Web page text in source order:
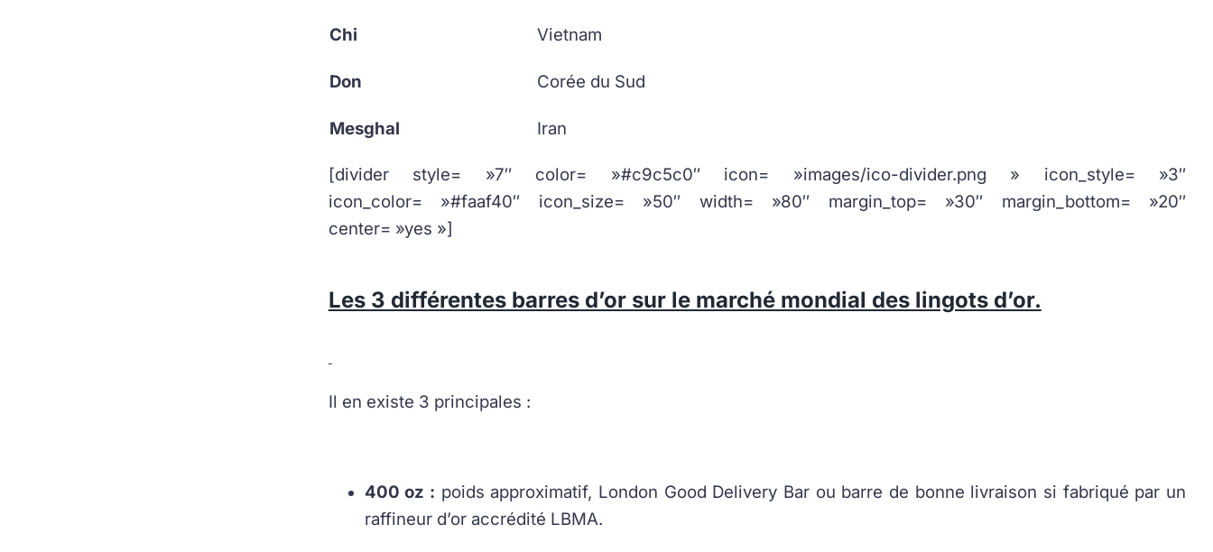
Chi Vietnam
Don Corée du Sud
Mesghal Iran
[divider style= »7″ color= »#c9c5c0″ icon= »images/ico-divider.png » icon_style= »3″
icon_color= »#faaf40″ icon_size= »50″ width= »80″ margin_top= »30″ margin_bottom= »20″
center= »yes »]
Les 3 différentes barres d’or sur le marché mondial des lingots d’or.
Il en existe 3 principales :
400 oz : poids approximatif, London Good Delivery Bar ou barre de bonne livraison si fabriqué par un
raffineur d’or accrédité LBMA.